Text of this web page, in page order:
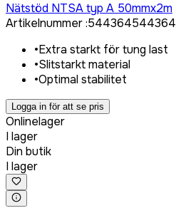
Nätstöd NTSA typ A 50mmx2m
Artikelnummer:544364544364
•Extra starkt för tung last
•Slitstarkt material
•Optimal stabilitet
Logga in för att se pris
Onlinelager
I lager
Din butik
I lager